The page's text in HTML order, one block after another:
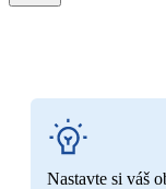
Nastavte si váš